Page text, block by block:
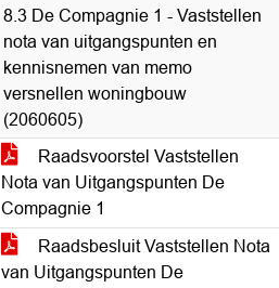
8.3 De Compagnie 1 - Vaststellen
nota van uitgangspunten en
kennisnemen van memo
versnellen woningbouw
(2060605)
Raadsvoorstel Vaststellen
Nota van Uitgangspunten De
Compagnie 1
Raadsbesluit Vaststellen Nota
van Uitgangspunten De